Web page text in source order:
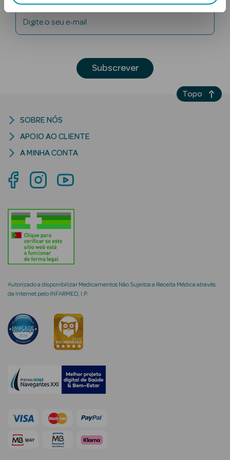
Corpo
Rosto
Lábios
Criança
Rosto e
Ver Tudo
Cosmética
Rosto
Hidratantes
Séruns Faciais
Creme de Olhos
Anti-
Digite o seu e-mail
Subscrever
Autorizado a disponibilizar Medicamentos Não Sujeitos a Receita Médica através
da Internet pelo INFARMED, I.P.
SOBRE NÓS
APOIO AO CLIENTE
A MINHA CONTA
Topo